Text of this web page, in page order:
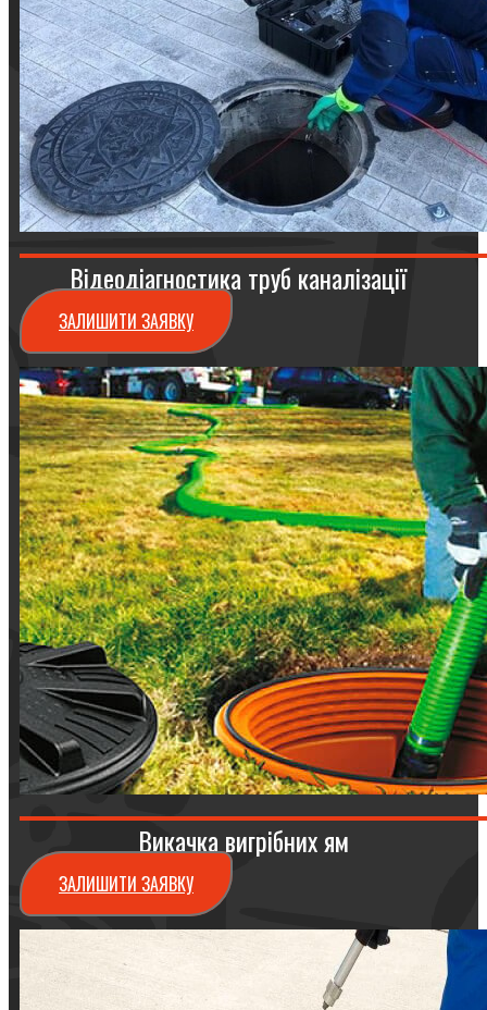
Відеодіагностика труб каналізації
ЗАЛИШИТИ ЗАЯВКУ
Викачка вигрібних ям
ЗАЛИШИТИ ЗАЯВКУ